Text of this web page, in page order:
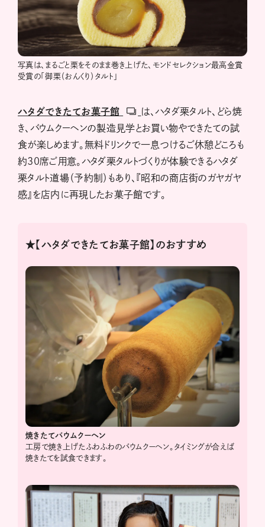
写真は、まるごと栗をそのまま巻き上げた、モンドセレクション最高金賞
受賞の「御栗（おんくり）タルト」
ハタダできたてお菓子館
は、ハタダ栗タルト、どら焼
き、バウムクーヘンの製造見学とお買い物やできたての試
食が楽しめます。無料ドリンクで一息つけるご休憩どころも
約30席ご用意。ハタダ栗タルトづくりが体験できるハタダ
栗タルト道場（予約制）もあり、『昭和の商店街のガヤガヤ
感』を店内に再現したお菓子館です。
★【ハタダできたてお菓子館】のおすすめ
焼きたてバウムクーヘン
工房で焼き上げたふわふわのバウムクーヘン。タイミングが合えば
焼きたてを試食できます。